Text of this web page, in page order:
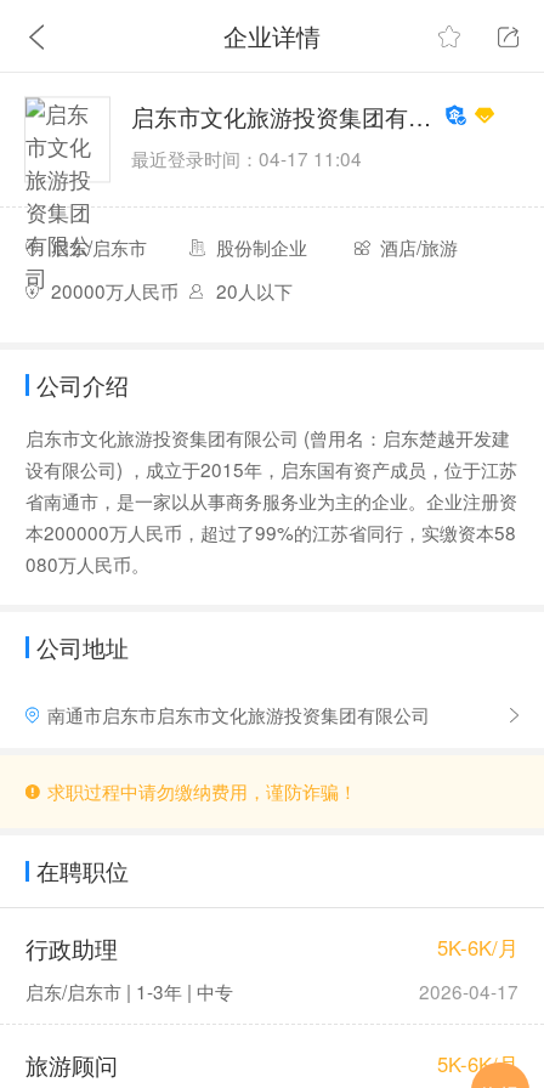
企业详情
启东市文化旅游投资集团有限公司
最近登录时间：04-17 11:04
启东/启东市 股份制企业
酒店/旅游
20000万人民币
20人以下
公司介绍
启东市文化旅游投资集团有限公司 (曾用名：启东楚越开发建
设有限公司) ，成立于2015年，启东国有资产成员，位于江苏
省南通市，是一家以从事商务服务业为主的企业。企业注册资
本200000万人民币，超过了99%的江苏省同行，实缴资本58
080万人民币。
公司地址
南通市启东市启东市文化旅游投资集团有限公司
求职过程中请勿缴纳费用，谨防诈骗！
在聘职位
行政助理 5K-6K/月
启东/启东市 | 1-3年 | 中专 2026-04-17
旅游顾问 5K-6K/月